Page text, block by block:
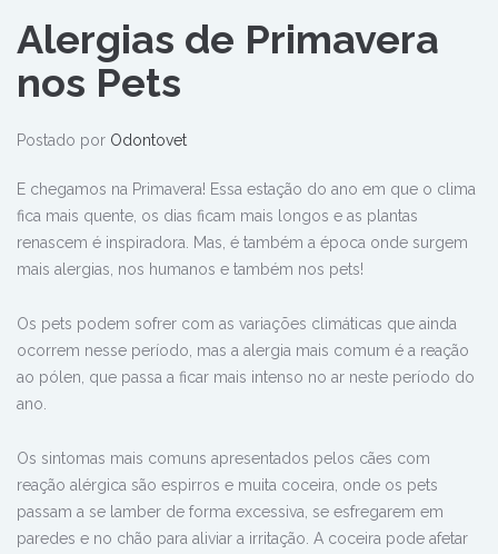
Alergias de Primavera
nos Pets
Postado por Odontovet
E chegamos na Primavera! Essa estação do ano em que o clima
fica mais quente, os dias ficam mais longos e as plantas
renascem é inspiradora. Mas, é também a época onde surgem
mais alergias, nos humanos e também nos pets!
Os pets podem sofrer com as variações climáticas que ainda
ocorrem nesse período, mas a alergia mais comum é a reação
ao pólen, que passa a ficar mais intenso no ar neste período do
ano.
Os sintomas mais comuns apresentados pelos cães com
reação alérgica são espirros e muita coceira, onde os pets
passam a se lamber de forma excessiva, se esfregarem em
paredes e no chão para aliviar a irritação. A coceira pode afetar